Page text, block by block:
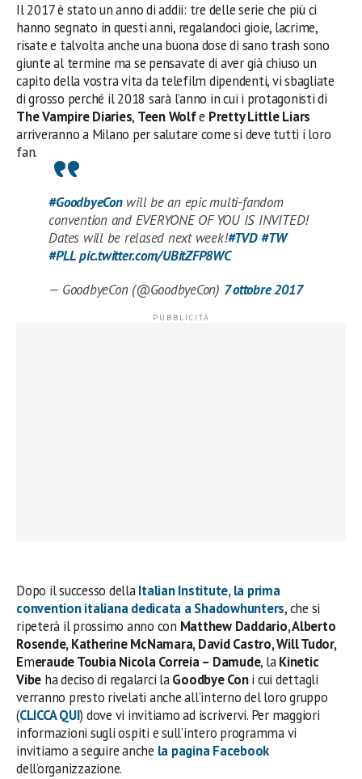
Il 2017 è stato un anno di addii: tre delle serie che più ci
hanno segnato in questi anni, regalandoci gioie, lacrime,
risate e talvolta anche una buona dose di sano trash sono
giunte al termine ma se pensavate di aver già chiuso un
capito della vostra vita da telefilm dipendenti, vi sbagliate
di grosso perché il 2018 sarà l’anno in cui i protagonisti di
The Vampire Diaries, Teen Wolfe Pretty Little Liars
arriveranno a Milano per salutare come si deve tutti i loro
fan.
#GoodbyeConwill be an epic multi-fandom
convention and EVERYONE OF YOU IS INVITED!
Dates will be relased next week!#TVD #TW
#PLL pic.twitter.com/UBitZFP8WC
— GoodbyeCon (@GoodbyeCon) 7 ottobre 2017
Dopo il successo dellaItalian Institute, la prima
convention italiana dedicata a Shadowhunters, che si
ripeterà il prossimo anno con Matthew Daddario, Alberto
Rosende, Katherine McNamara, David Castro, Will Tudor,
Emeraude Toubia Nicola Correia – Damude, laKinetic
Vibe ha deciso di regalarci laGoodbye Coni cui dettagli
verranno presto rivelati anche all’interno del loro gruppo
(CLICCA QUI) dove vi invitiamo ad iscrivervi. Per maggiori
informazioni sugli ospiti e sull’intero programma vi
invitiamo a seguire anche la pagina Facebook
dell’organizzazione.